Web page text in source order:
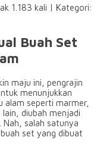
1.183 kali | Kategori:
Buah Set
maju ini, pengrajin
menunjukkan
seperti marmer,
diubah menjadi
Nah, salah satunya
set yang dibuat